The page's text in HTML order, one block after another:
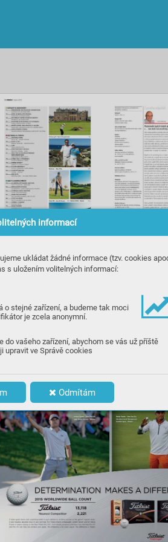
informací
ukládat žádné informace (tzv. cookies
s uložením volitelných informací:
o stejné zařízení, a budeme tak moci
je zcela anonymní.
vašeho zařízení, abychom se vás už příště
upravit ve Správě cookies
Odmítám